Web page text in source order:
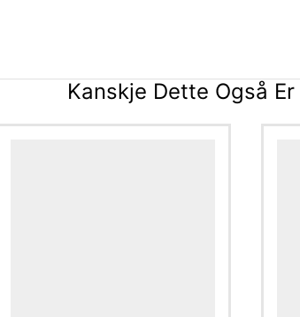
Kanskje Dette Også